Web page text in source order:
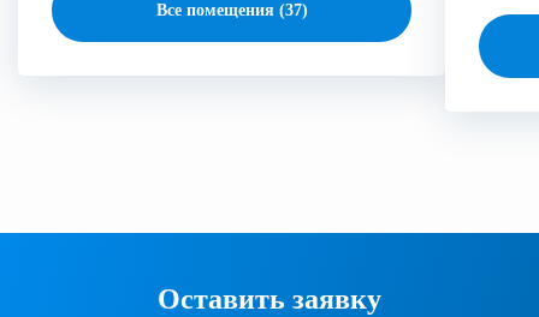
Все помещения (37)
Оставить заявку